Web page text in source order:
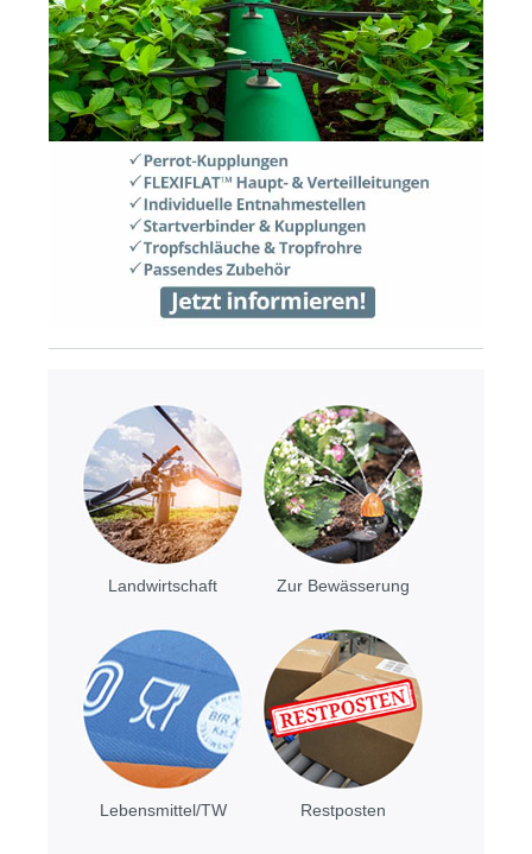
Landwirtschaft Zur Bewässerung
Lebensmittel/TW Restposten